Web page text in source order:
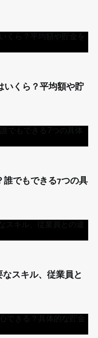
くら？平均額や貯
でもできる7つの具
スキル、従業員と